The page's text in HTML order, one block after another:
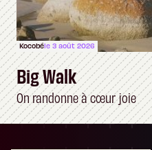
Kocobéle 3 août 2026
Big Walk
On randonne à cœur joie